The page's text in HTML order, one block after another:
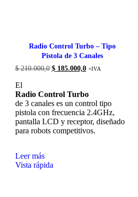
Radio Control Turbo – Tipo
Pistola de 3 Canales
$210.000,0 El
era:
$ 210.000,0.
$185.000,0El
es:
$ 185.000,0.
+IVA
El
Radio Control Turbo
de 3 canales es un control tipo
pistola con frecuencia 2.4GHz,
pantalla LCD y receptor, diseñado
para robots competitivos.
Leer más
Vista rápida